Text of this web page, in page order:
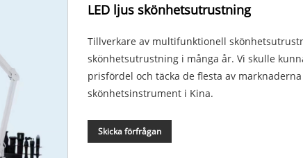
LED ljus skönhetsutrustning
Tillverkare av multifunktionell
skönhetsutrustning i många år. Vi skulle
prisfördel och täcka de flesta av
skönhetsinstrument i Kina.
Skicka förfrågan